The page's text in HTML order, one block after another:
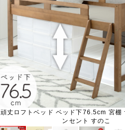
頑丈ロフトベッド ベッド下76.5cm 宮棚
ンセント すのこ